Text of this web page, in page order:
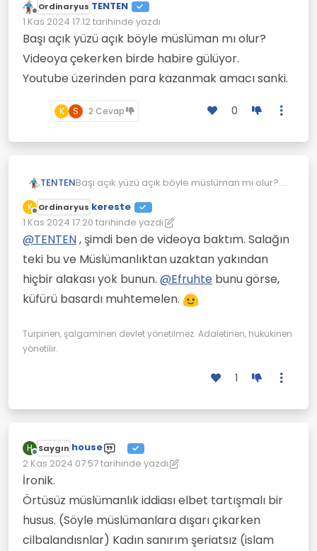
Çevrimdışı
Ordinaryus TENTEN
1 Kas 2024 17:12tarihinde yazdı
Son düzenleyen:
Başı açık yüzü açık böyle müslüman mı olur?
Videoya çekerken birde habire gülüyor.
Youtube üzerinden para kazanmak amacı sanki.
K S 2 Cevap 0
TENTENBaşı açık yüzü açık böyle müslüman mı olur?
Youtube üzerinden para kazanmak amacı
sanki.
K
Çevrimdışı
Ordinaryus kereste
1 Kas 2024 17:20 tarihinde yazdı
Son düzenleyen: kereste 11 Oca 2024 17:21
@TENTEN, şimdi ben de videoya baktım. Salağın
teki bu ve Müslümanlıktan uzaktan yakından
hiçbir alakası yok bunun. @Efruhte bunu görse,
küfürü basardı muhtemelen.
Turpinen, şalgaminen devlet yönetilmez. Adaletinen, hukukinen
yönetilir.
1
H
Çevrimdışı
Saygın house
2 Kas 2024 07:57tarihinde yazdı
Son düzenleyen: house11 Şub 2024 08:10
İronik.
Örtüsüz müslümanlık iddiası elbet tartışmalı bir
husus. (Söyle müslümanlara dışarı çıkarken
cilbalandısnlar) Kadın sanırım şeriatsız (islam